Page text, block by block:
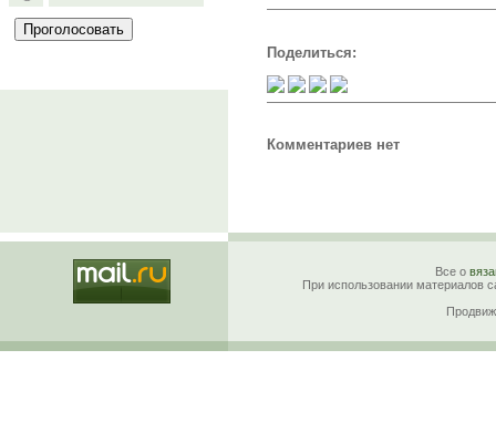
Поделиться:
Комментариев нет
Все о
При использовании материалов